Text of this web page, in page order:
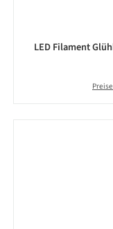
LED Filament